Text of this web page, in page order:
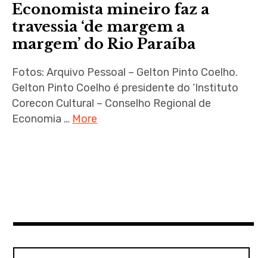
Economista mineiro faz a
travessia ‘de margem a
margem’ do Rio Paraíba
Fotos: Arquivo Pessoal – Gelton Pinto Coelho.
Gelton Pinto Coelho é presidente do ‘Instituto
Corecon Cultural – Conselho Regional de
Economia … More